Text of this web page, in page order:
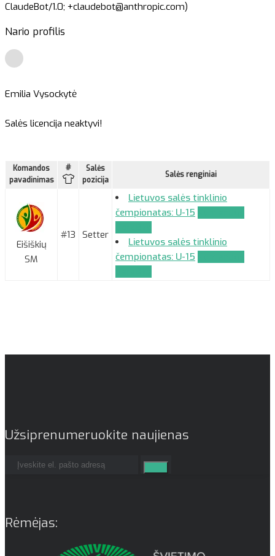
ClaudeBot/1.0; +claudebot@anthropic.com)
Nario profilis
Emilia Vysockytė
Salės licencija neaktyvi!
Komandos
pavadinimas
#
Salės
pozicija
Salės renginiai
Eišiškių
SM
#13 Setter
Lietuvos salės tinklinio
čempionatas: U-15
Lietuvos salės tinklinio
čempionatas: U-15
Užsiprenumeruokite naujienas
Rėmėjas: